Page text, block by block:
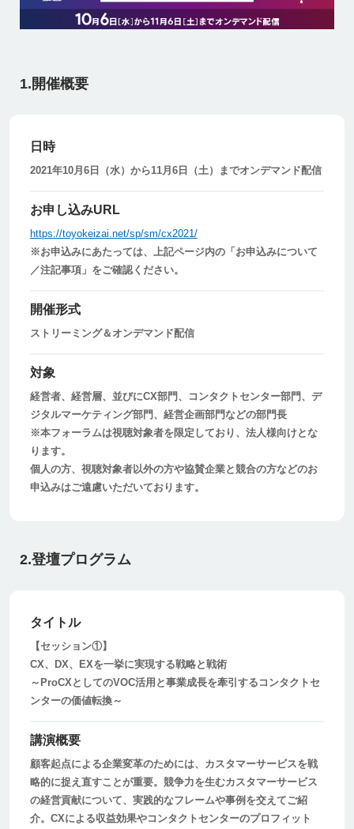
1.開催概要
日時
2021年10月6日（水）から11月6日（土）までオンデマンド配信
お申し込みURL
https://toyokeizai.net/sp/sm/cx2021/
※お申込みにあたっては、上記ページ内の「お申込みについて
／注記事項」をご確認ください。
開催形式
ストリーミング＆オンデマンド配信
対象
経営者、経営層、並びにCX部門、コンタクトセンター部門、デ
ジタルマーケティング部門、経営企画部門などの部門長
※本フォーラムは視聴対象者を限定しており、法人様向けとな
ります。
個人の方、視聴対象者以外の方や協賛企業と競合の方などのお
申込みはご遠慮いただいております。
2.登壇プログラム
タイトル
【セッション①】
CX、DX、EXを一挙に実現する戦略と戦術
～ProCXとしてのVOC活用と事業成長を牽引するコンタクトセ
ンターの価値転換～
講演概要
顧客起点による企業変革のためには、カスタマーサービスを戦
略的に捉え直すことが重要。競争力を生むカスタマーサービス
の経営貢献について、実践的なフレームや事例を交えてご紹
介。CXによる収益効果やコンタクトセンターのプロフィット